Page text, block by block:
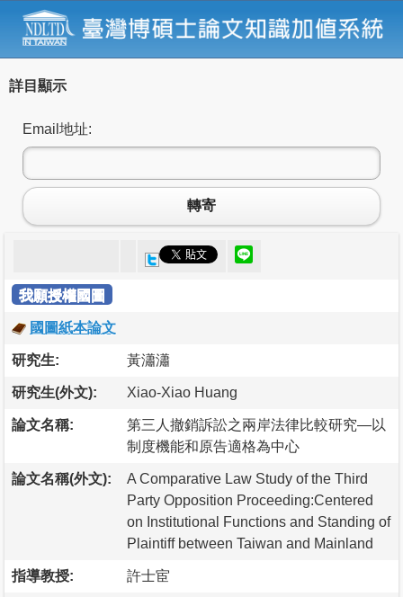
詳目顯示
Email地址:
轉寄
我願授權國圖
國圖紙本論文
研究生: 黃瀟瀟
研究生(外文): Xiao-Xiao Huang
論文名稱:
第三人撤銷訴訟之兩岸法律比較研究—以
制度機能和原告適格為中心
論文名稱(外文):
A Comparative Law Study of the Third
Party Opposition Proceeding:Centered
on Institutional Functions and Standing of
Plaintiff between Taiwan and Mainland
指導教授: 許士宦